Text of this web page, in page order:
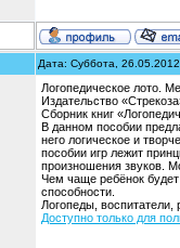
Дата: Суббота,
Логопедическое лото.
Издательство
Сборник книг
В данном пособии
него логическое и
пособии игр лежит
произношения звуков.
Чем чаще ребёнок будет
способности.
Логопеды,
Доступно только для